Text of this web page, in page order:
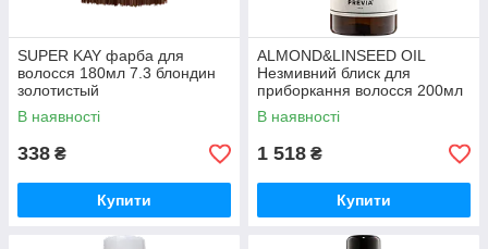
SUPER KAY фарба для
волосся 180мл 7.3 блондин
золотистый
В наявності
338 ₴
Купити
ALMOND&LINSEED OIL
Незмивний блиск для
приборкання волосся 200мл
В наявності
1 518 ₴
Купити